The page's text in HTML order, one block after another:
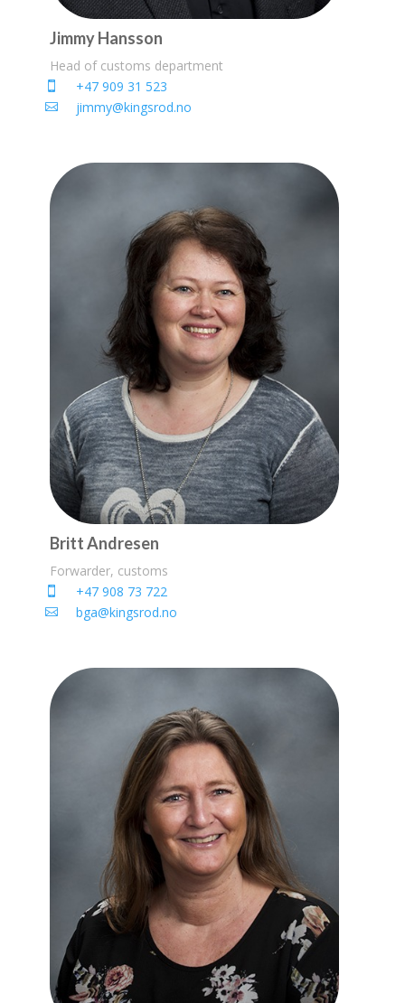
Jimmy Hansson
Head of customs department
+47 909 31 523
jimmy@kingsrod.no
Britt Andresen
Forwarder, customs
+47 908 73 722
bga@kingsrod.no